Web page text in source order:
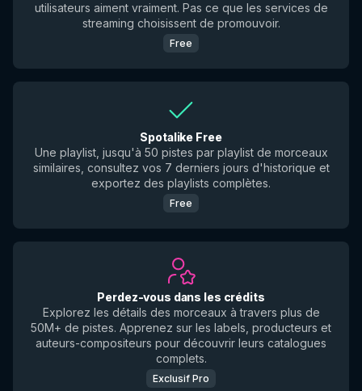
utilisateurs aiment vraiment. Pas ce que les services de
streaming choisissent de promouvoir.
Free
Spotalike Free
Une playlist, jusqu'à 50 pistes par playlist de morceaux
similaires, consultez vos 7 derniers jours d'historique et
exportez des playlists complètes.
Free
Perdez-vous dans les crédits
Explorez les détails des morceaux à travers plus de
50M+ de pistes. Apprenez sur les labels, producteurs et
auteurs-compositeurs pour découvrir leurs catalogues
complets.
Exclusif Pro